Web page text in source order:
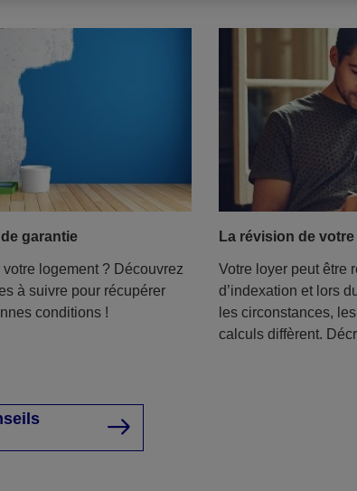
garantie
logement ? Découvrez
à suivre pour récupérer
conditions !
La révision de
Votre loyer peut être
d’indexation et lors
les circonstances,
calculs diffèrent.